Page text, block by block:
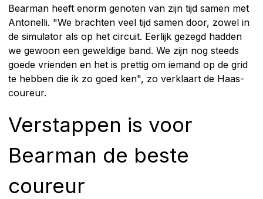
Bearman heeft enorm genoten van zijn tijd samen met
Antonelli. "We brachten veel tijd samen door, zowel in
de simulator als op het circuit. Eerlijk gezegd hadden
we gewoon een geweldige band. We zijn nog steeds
goede vrienden en het is prettig om iemand op de grid
te hebben die ik zo goed ken", zo verklaart de Haas-
coureur.
Verstappen is voor
Bearman de beste
coureur